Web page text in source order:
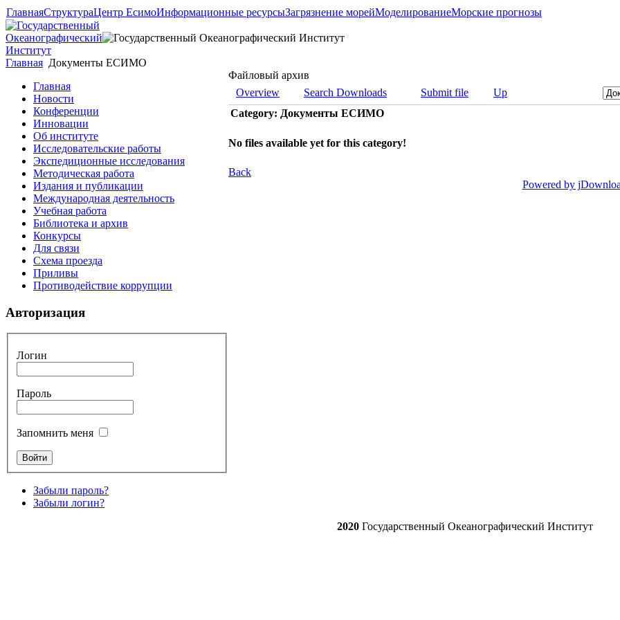
ГлавнаяСтруктураЦентр ЕсимоИнформационные ресурсыЗагрязнение морейМоделированиеМорские прогнозы
Главная Документы ЕСИМО
Главная
Новости
Конференции
Инновации
Об институте
Исследовательские работы
Экспедиционные исследования
Методическая работа
Издания и публикации
Международная деятельность
Учебная работа
Библиотека и архив
Конкурсы
Для связи
Схема проезда
Приливы
Противодействие коррупции
Авторизация
Логин
Пароль
Запомнить меня
Забыли пароль?
Забыли логин?
Файловый архив
Overview
Search Downloads Submit file
Up
Category: Документы ЕСИМО
No files available yet for this category!
Back
Powered by
2020 Государственный Океанографический Институт